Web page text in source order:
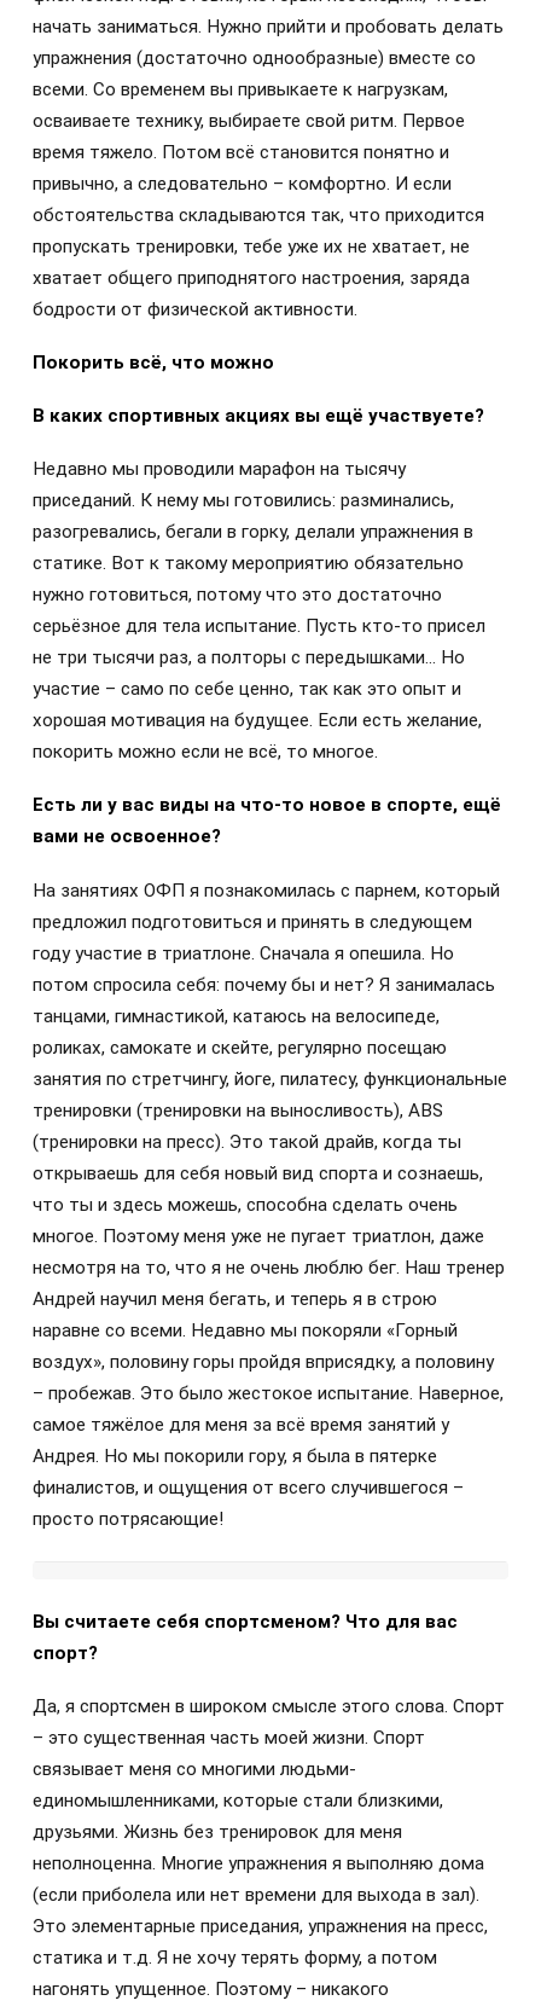
начать заниматься. Нужно прийти и пробовать делать
упражнения (достаточно однообразные) вместе со
всеми. Со временем вы привыкаете к нагрузкам,
осваиваете технику, выбираете свой ритм. Первое
время тяжело. Потом всё становится понятно и
привычно, а следовательно – комфортно. И если
обстоятельства складываются так, что приходится
пропускать тренировки, тебе уже их не хватает, не
хватает общего приподнятого настроения, заряда
бодрости от физической активности.
Покорить всё, что можно
В каких спортивных акциях вы ещё участвуете?
Недавно мы проводили марафон на тысячу
приседаний. К нему мы готовились: разминались,
разогревались, бегали в горку, делали упражнения в
статике. Вот к такому мероприятию обязательно
нужно готовиться, потому что это достаточно
серьёзное для тела испытание. Пусть кто-то присел
не три тысячи раз, а полторы с передышками… Но
участие – само по себе ценно, так как это опыт и
хорошая мотивация на будущее. Если есть желание,
покорить можно если не всё, то многое.
Есть ли у вас виды на что-то новое в спорте, ещё
вами не освоенное?
На занятиях ОФП я познакомилась с парнем, который
предложил подготовиться и принять в следующем
году участие в триатлоне. Сначала я опешила. Но
потом спросила себя: почему бы и нет? Я занималась
танцами, гимнастикой, катаюсь на велосипеде,
роликах, самокате и скейте, регулярно посещаю
занятия по стретчингу, йоге, пилатесу, функциональные
тренировки (тренировки на выносливость), ABS
(тренировки на пресс). Это такой драйв, когда ты
открываешь для себя новый вид спорта и сознаешь,
что ты и здесь можешь, способна сделать очень
многое. Поэтому меня уже не пугает триатлон, даже
несмотря на то, что я не очень люблю бег. Наш тренер
Андрей научил меня бегать, и теперь я в строю
наравне со всеми. Недавно мы покоряли «Горный
воздух», половину горы пройдя вприсядку, а половину
– пробежав. Это было жестокое испытание. Наверное,
самое тяжёлое для меня за всё время занятий у
Андрея. Но мы покорили гору, я была в пятерке
финалистов, и ощущения от всего случившегося –
просто потрясающие!
Вы считаете себя спортсменом? Что для вас
спорт?
Да, я спортсмен в широком смысле этого слова. Спорт
– это существенная часть моей жизни. Спорт
связывает меня со многими людьми-
единомышленниками, которые стали близкими,
друзьями. Жизнь без тренировок для меня
неполноценна. Многие упражнения я выполняю дома
(если приболела или нет времени для выхода в зал).
Это элементарные приседания, упражнения на пресс,
статика и т.д. Я не хочу терять форму, а потом
нагонять упущенное. Поэтому – никакого